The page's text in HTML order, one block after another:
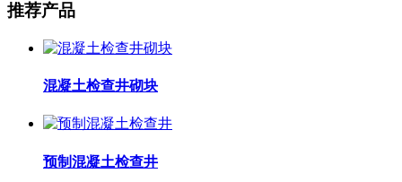
推荐产品
混凝土检查井砌块
预制混凝土检查井